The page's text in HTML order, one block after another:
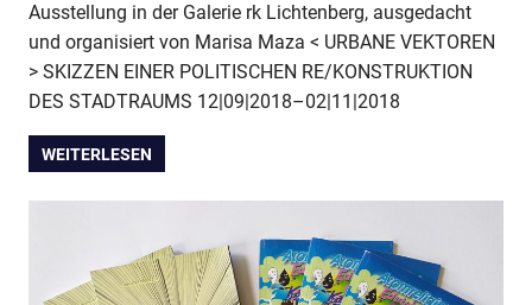
Ausstellung in der Galerie rk Lichtenberg, ausgedacht
und organisiert von Marisa Maza < URBANE VEKTOREN
> SKIZZEN EINER POLITISCHEN RE/KONSTRUKTION
DES STADTRAUMS 12|09|2018–02|11|2018
WEITERLESEN